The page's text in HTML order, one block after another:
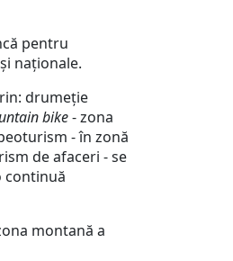
pentru
naționale.
drumeţie
bike- zona
- în zonă
de afaceri - se
continuă
montană a